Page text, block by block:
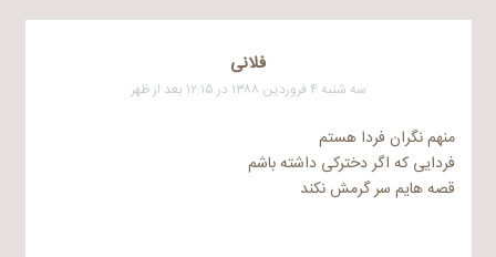
فلانی
سه شنبه ۴ فروردین ۱۳۸۸ در ۱۲:۱۵ بعد از ظهر
منهم نگران فردا هستم
فردایی که اگر دخترکی داشته باشم
قصه هایم سر گرمش نکند